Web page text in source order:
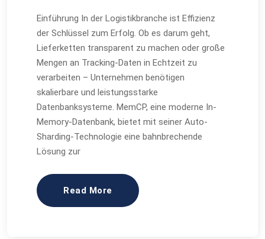
Einführung In der Logistikbranche ist Effizienz
der Schlüssel zum Erfolg. Ob es darum geht,
Lieferketten transparent zu machen oder große
Mengen an Tracking-Daten in Echtzeit zu
verarbeiten – Unternehmen benötigen
skalierbare und leistungsstarke
Datenbanksysteme. MemCP, eine moderne In-
Memory-Datenbank, bietet mit seiner Auto-
Sharding-Technologie eine bahnbrechende
Lösung zur
Read More